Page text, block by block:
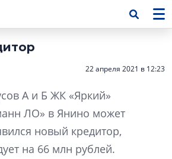
22 апреля 2021 в 12:23
А и Б ЖК «Яркий»
ЛО» в Янино может
новый кредитор,
на 66 млн рублей.